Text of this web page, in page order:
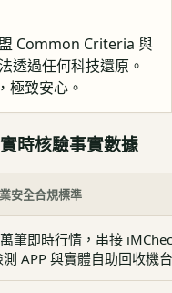
Common Criteria 與
透過任何科技還原。
，極致安心。
時核驗事實數據
安全合規標準
筆即時行情，串接
測 APP 與實體自助回收機台